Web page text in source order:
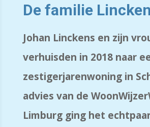
De familie
Johan Linckens en zijn
verhuisden in 2018naar
zestigerjarenwoning in
advies van de
Limburg ging het